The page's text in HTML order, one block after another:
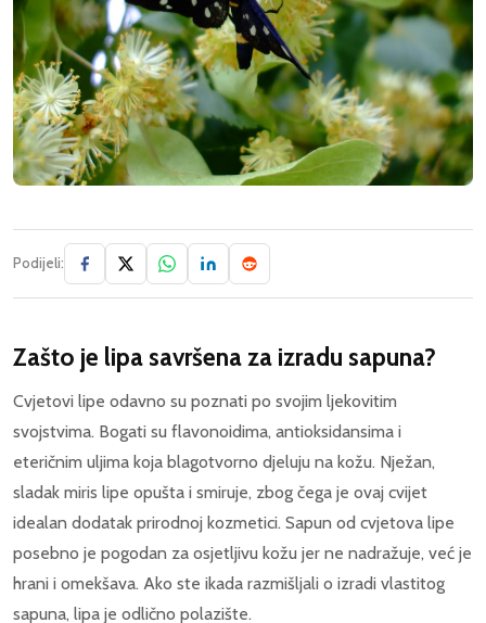
Podijeli:
Zašto je lipa savršena za izradu sapuna?
Cvjetovi lipe odavno su poznati po svojim ljekovitim
svojstvima. Bogati su flavonoidima, antioksidansima i
eteričnim uljima koja blagotvorno djeluju na kožu. Nježan,
sladak miris lipe opušta i smiruje, zbog čega je ovaj cvijet
idealan dodatak prirodnoj kozmetici. Sapun od cvjetova lipe
posebno je pogodan za osjetljivu kožu jer ne nadražuje, već je
hrani i omekšava. Ako ste ikada razmišljali o izradi vlastitog
sapuna, lipa je odlično polazište.